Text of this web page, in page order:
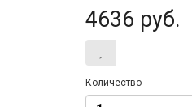
4636 руб.
Количество